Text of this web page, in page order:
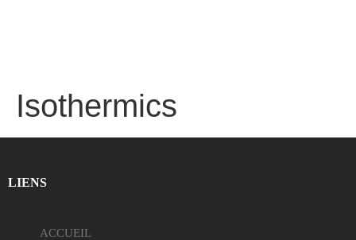
Isothermics
LIENS
ACCUEIL